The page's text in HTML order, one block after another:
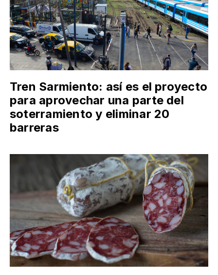
Tren Sarmiento: así es el proyecto
para aprovechar una parte del
soterramiento y eliminar 20
barreras